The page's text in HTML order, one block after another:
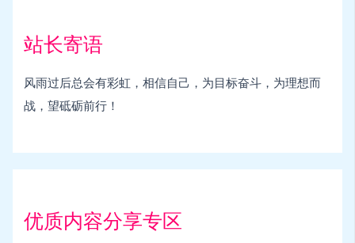
站长寄语
风雨过后总会有彩虹，相信自己，为目标奋斗，为理想而
战，望砥砺前行！
优质内容分享专区